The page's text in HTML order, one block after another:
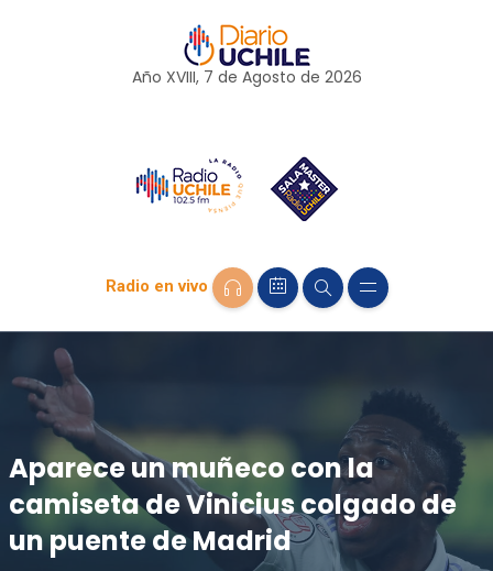
Año XVIII, 7 de Agosto de 2026
Radio en vivo
Aparece un muñeco con la
camiseta de Vinicius colgado de
un puente de Madrid